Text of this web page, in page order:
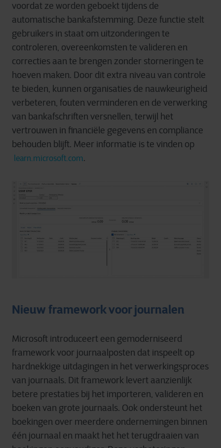
voordat ze worden geboekt tijdens de
automatische bankafstemming. Deze functie stelt
gebruikers in staat om uitzonderingen te
controleren, overeenkomsten te valideren en
correcties aan te brengen zonder storneringen te
hoeven maken. Door dit extra niveau van controle
te bieden, kunnen organisaties de nauwkeurigheid
verbeteren, fouten verminderen en de verwerking
van bankafschriften versnellen, terwijl het
vertrouwen in financiële gegevens en compliance
behouden blijft. Meer informatie is te vinden op
learn.microsoft.com.
Nieuw framework voor journalen
Microsoft introduceert een gemoderniseerd
framework voor journaalposten dat inspeelt op
hardnekkige uitdagingen in het verwerkingsproces
van journaals. Dit framework levert aanzienlijk
betere prestaties bij het importeren, valideren en
boeken van grote journaals. Ook ondersteunt het
boekingen over meerdere ondernemingen binnen
één journaal en maakt het het terugdraaien van